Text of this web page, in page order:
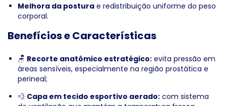
Melhora da postura e redistribuição uniforme do peso
corporal.
Benefícios e Características
🪑 Recorte anatômico estratégico: evita pressão em
áreas sensíveis, especialmente na região prostática e
perineal;
💨 Capa em tecido esportivo aerado: com sistema